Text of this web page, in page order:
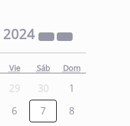
2024
Vie Sáb Dom
29 30
1
6 7
8